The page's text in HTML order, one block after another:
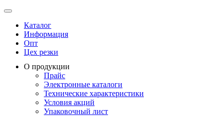
Каталог
Информация
Опт
Цех резки
О продукции
Прайс
Электронные каталоги
Технические характеристики
Условия акций
Упаковочный лист